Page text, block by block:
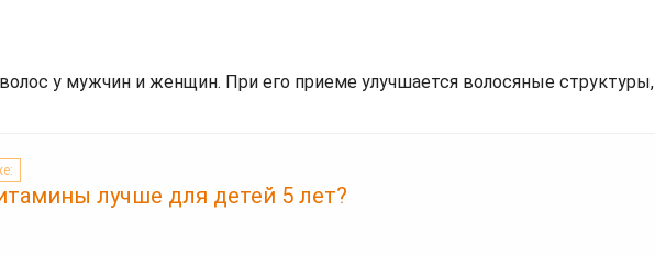
у мужчин и женщин. При его приеме улучшается волосяные структуры,
лучше для детей 5 лет?